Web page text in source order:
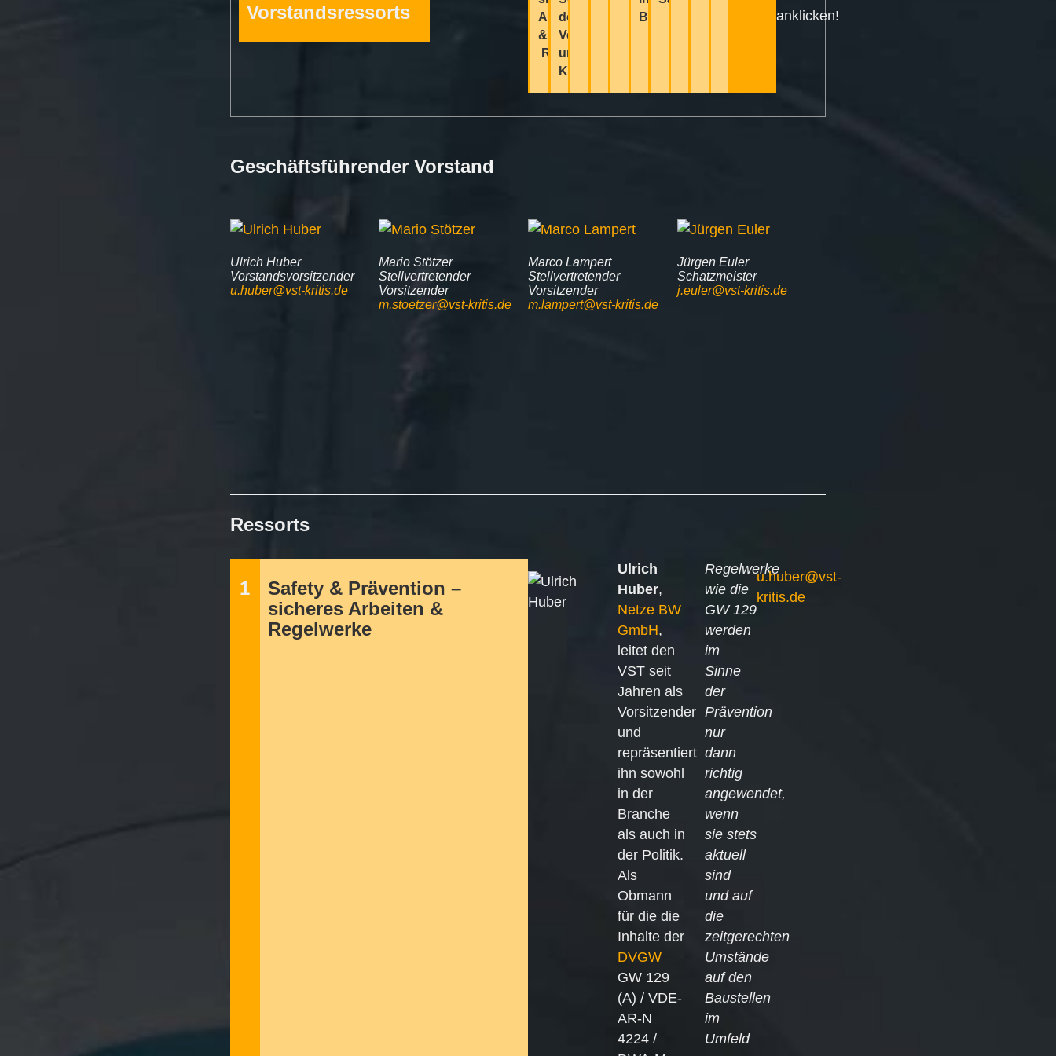
Vorstandsressorts
Arbeiten
&
Regelwerke
der
Versorgungsnetze
und
KRITIS
Berlin
anklicken!
Geschäftsführender Vorstand
Ulrich Huber
Vorstandsvorsitzender
u.huber@vst-kritis.de
Mario Stötzer
Stellvertretender
Vorsitzender
m.stoetzer@vst-kritis.de
Marco Lampert
Stellvertretender
Vorsitzender
m.lampert@vst-kritis.de
Jürgen Euler
Schatzmeister
j.euler@vst-kritis.de
Ressorts
1
Safety & Prävention –
sicheres Arbeiten &
Regelwerke
Ulrich
Huber,
Netze BW
GmbH,
leitet den
VST seit
Jahren als
Vorsitzender
und
repräsentiert
ihn sowohl
in der
Branche
als auch in
der Politik.
Als
Obmann
für die die
Inhalte der
DVGW
GW 129
(A) / VDE-
AR-N
4224 /
Regelwerke
wie die
GW 129
werden
im
Sinne
der
Prävention
nur
dann
richtig
angewendet,
wenn
sie stets
aktuell
sind
und auf
die
zeitgerechten
Umstände
auf den
Baustellen
im
Umfeld
u.huber@vst-
kritis.de